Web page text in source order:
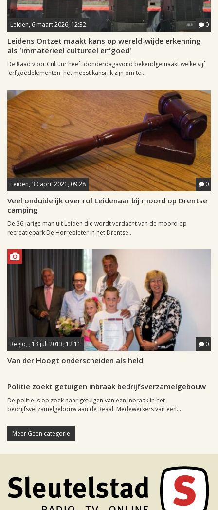
Leiden, 6 maart 2026, 12:32 0
Leidens Ontzet maakt kans op wereld-wijde erkenning
als 'immaterieel cultureel erfgoed'
De Raad voor Cultuur heeft donderdagavond bekendgemaakt welke vijf
'erfgoedelementen' het meest kansrijk zijn om te...
Leiden, 30 april 2021, 09:28 0
Veel onduidelijk over rol Leidenaar bij moord op Drentse
camping
De 36-jarige man uit Leiden die wordt verdacht van de moord op
recreatiepark De Horrebieter in het Drentse...
Regio, , 18 juli 2013, 12:11 0
Van der Hoogt onderscheiden als held
Politie zoekt getuigen inbraak bedrijfsverzamelgebouw
De politie is op zoek naar getuigen van een inbraak in het
bedrijfsverzamelgebouw aan de Reaal. Medewerkers van een...
Meer Geen categorie